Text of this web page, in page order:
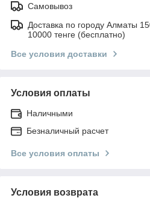
Самовывоз
Доставка по городу Алматы
10000 тенге (бесплатно)
Все условия доставки
Условия оплаты
Наличными
Безналичный расчет
Все условия оплаты
Условия возврата